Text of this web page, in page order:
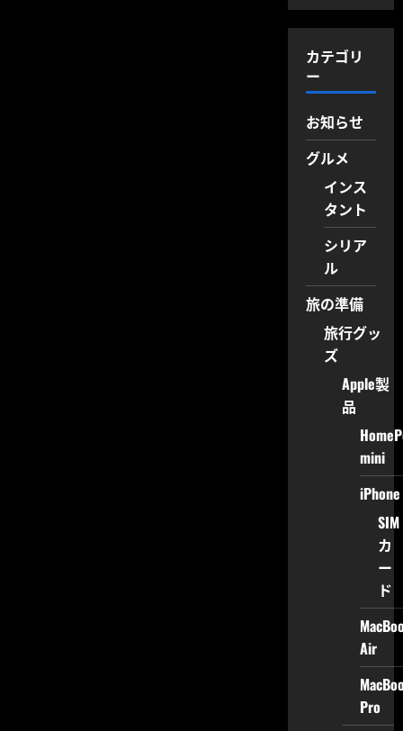
カテゴリ
ー
お知らせ
グルメ
インス
タント
シリア
ル
旅の準備
旅行グッ
ズ
Apple製
品
mini
iPhone
SIM
カ
ー
ド
Air
Pro